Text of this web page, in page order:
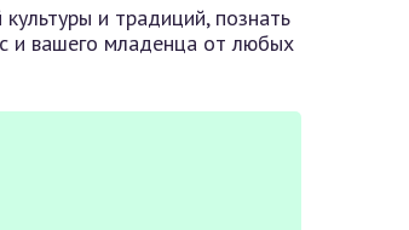
и традиций, познать
и вашего младенца от любых